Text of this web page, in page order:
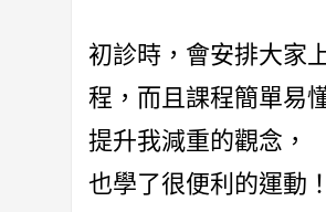
初診時，會安排大家
程，而且課程簡單易
提升我減重的觀念，
也學了很便利的運動！